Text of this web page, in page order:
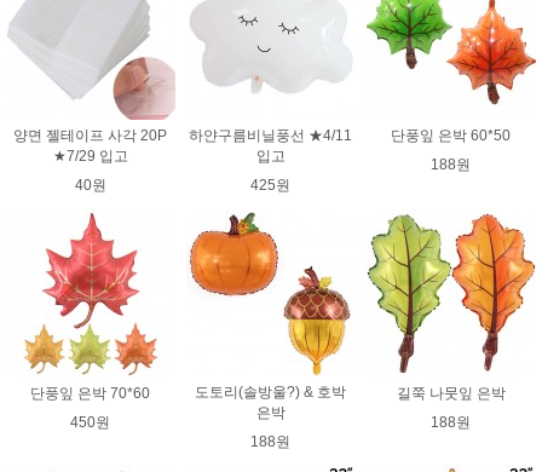
양면 젤테이프 사각 20P
★7/29 입고
40원
하얀구름비닐풍선 ★4/11
입고
425원
단풍잎 은박 60*50
188원
단풍잎 은박 70*60
450원
도토리(솔방울?) & 호박
은박
188원
길쭉 나뭇잎 은박
188원